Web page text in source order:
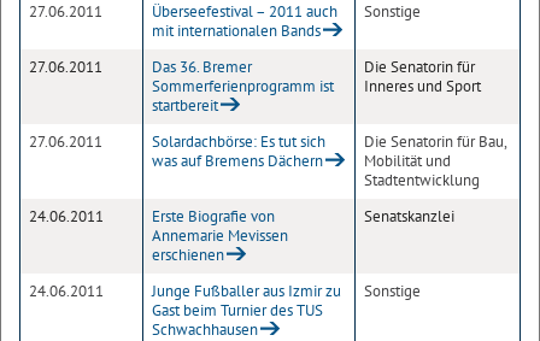
27.06.2011
Überseefestival – 2011 auch
mit internationalen Bands
Sonstige
27.06.2011
Das 36. Bremer
Sommerferienprogramm ist
startbereit
Die Senatorin für
Inneres und Sport
27.06.2011
Solardachbörse: Es tut sich
was auf Bremens Dächern
Die Senatorin für Bau,
Mobilität und
Stadtentwicklung
24.06.2011
Erste Biografie von
Annemarie Mevissen
erschienen
Senatskanzlei
24.06.2011
Junge Fußballer aus Izmir zu
Gast beim Turnier des TUS
Schwachhausen
Sonstige